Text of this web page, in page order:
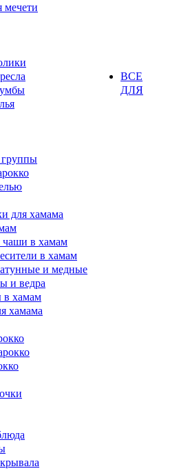
мечети
ВСЕ
ДЛЯ
для хамама
в хамам
в хамам
и медные
и ведра
в хамам
хамама